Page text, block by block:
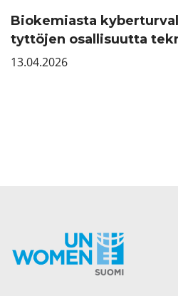
Biokemiasta
tyttöjen osallisuutta
13.04.2026